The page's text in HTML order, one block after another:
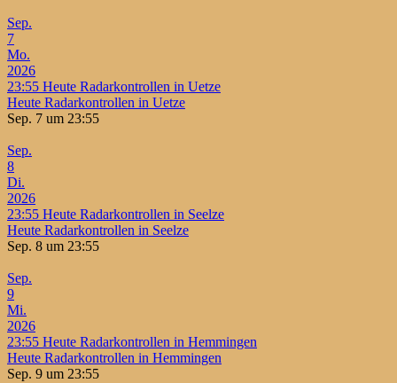
Sep.
7
Mo.
2026
23:55 Heute Radarkontrollen in Uetze
Heute Radarkontrollen in Uetze
Sep. 7 um 23:55
Sep.
8
Di.
2026
23:55 Heute Radarkontrollen in Seelze
Heute Radarkontrollen in Seelze
Sep. 8 um 23:55
Sep.
9
Mi.
2026
23:55 Heute Radarkontrollen in Hemmingen
Heute Radarkontrollen in Hemmingen
Sep. 9 um 23:55